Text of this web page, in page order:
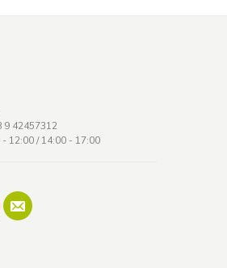
9 42457312
12:00 / 14:00 - 17:00